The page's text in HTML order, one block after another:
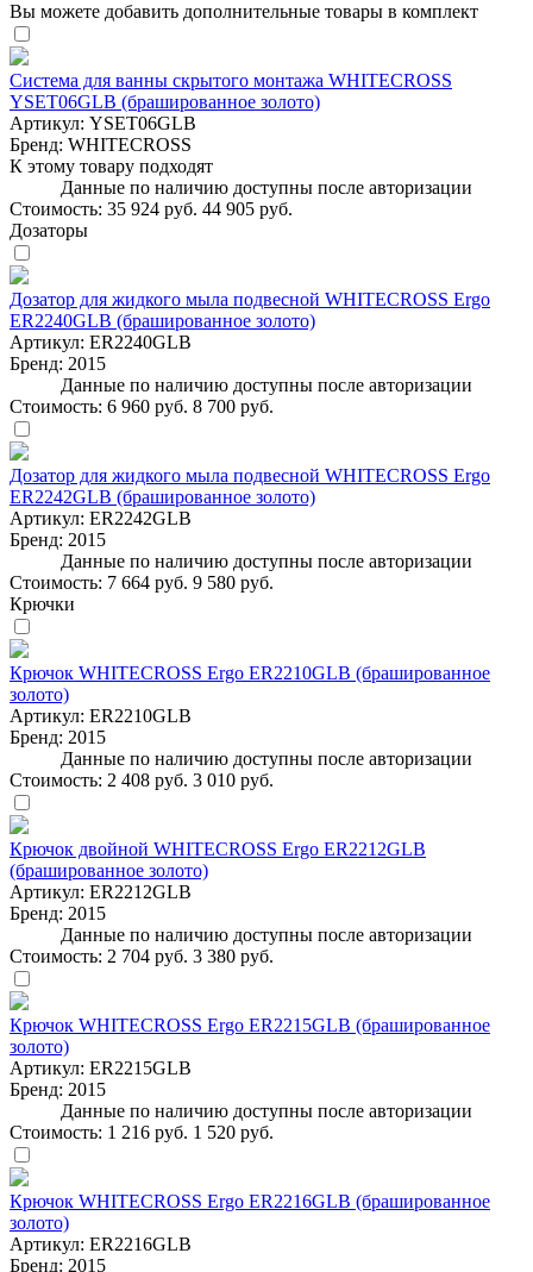
Вы можете добавить дополнительные товары в комплект
Система для ванны скрытого монтажа WHITECROSS
YSET06GLB (брашированное золото)
Артикул: YSET06GLB
Бренд: WHITECROSS
К этому товару подходят
Данные по наличию доступны после авторизации
Стоимость: 35 924 руб. 44 905 руб.
Дозаторы
Дозатор для жидкого мыла подвесной WHITECROSS Ergo
ER2240GLB (брашированное золото)
Артикул: ER2240GLB
Бренд: 2015
Данные по наличию доступны после авторизации
Стоимость: 6 960 руб. 8 700 руб.
Дозатор для жидкого мыла подвесной WHITECROSS Ergo
ER2242GLB (брашированное золото)
Артикул: ER2242GLB
Бренд: 2015
Данные по наличию доступны после авторизации
Стоимость: 7 664 руб. 9 580 руб.
Крючки
Крючок WHITECROSS Ergo ER2210GLB (брашированное
золото)
Артикул: ER2210GLB
Бренд: 2015
Данные по наличию доступны после авторизации
Стоимость: 2 408 руб. 3 010 руб.
Крючок двойной WHITECROSS Ergo ER2212GLB
(брашированное золото)
Артикул: ER2212GLB
Бренд: 2015
Данные по наличию доступны после авторизации
Стоимость: 2 704 руб. 3 380 руб.
Крючок WHITECROSS Ergo ER2215GLB (брашированное
золото)
Артикул: ER2215GLB
Бренд: 2015
Данные по наличию доступны после авторизации
Стоимость: 1 216 руб. 1 520 руб.
Крючок WHITECROSS Ergo ER2216GLB (брашированное
золото)
Артикул: ER2216GLB
Бренд: 2015